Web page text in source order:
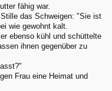
fähig war.
das Schweigen: "Sie ist
wie gewohnt kalt.
ebenso kühl und schüttelte
ihnen gegenüber zu
Frau eine Heimat und